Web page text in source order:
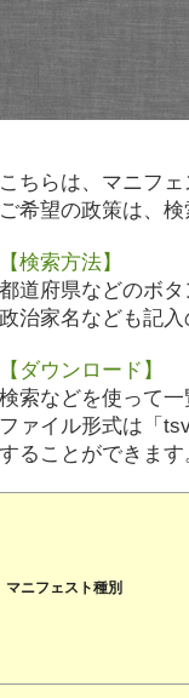
こちらは、マニフ
ご希望の政策は、
【検索方法】
都道府県などのボ
政治家名なども記入
【ダウンロード】
検索などを使って一
ファイル形式は「
することができます
マニフェスト種別